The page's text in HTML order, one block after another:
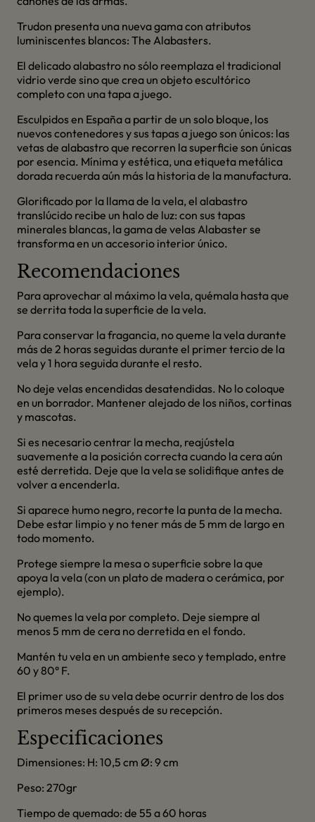
Trudon presenta una nueva gama con atributos
luminiscentes blancos: The Alabasters.
El delicado alabastro no sólo reemplaza el tradicional
vidrio verde sino que crea un objeto escultórico
completo con una tapa a juego.
Esculpidos en España a partir de un solo bloque, los
nuevos contenedores y sus tapas a juego son únicos: las
vetas de alabastro que recorren la superficie son únicas
por esencia. Mínima y estética, una etiqueta metálica
dorada recuerda aún más la historia de la manufactura.
Glorificado por la llama de la vela, el alabastro
translúcido recibe un halo de luz: con sus tapas
minerales blancas, la gama de velas Alabaster se
transforma en un accesorio interior único.
Recomendaciones
Para aprovechar al máximo la vela, quémala hasta que
se derrita toda la superficie de la vela.
Para conservar la fragancia, no queme la vela durante
más de 2 horas seguidas durante el primer tercio de la
vela y 1 hora seguida durante el resto.
No deje velas encendidas desatendidas. No lo coloque
en un borrador. Mantener alejado de los niños, cortinas
y mascotas.
Si es necesario centrar la mecha, reajústela
suavemente a la posición correcta cuando la cera aún
esté derretida. Deje que la vela se solidifique antes de
volver a encenderla.
Si aparece humo negro, recorte la punta de la mecha.
Debe estar limpio y no tener más de 5 mm de largo en
todo momento.
Protege siempre la mesa o superficie sobre la que
apoya la vela (con un plato de madera o cerámica, por
ejemplo).
No quemes la vela por completo. Deje siempre al
menos 5 mm de cera no derretida en el fondo.
Mantén tu vela en un ambiente seco y templado, entre
60 y 80° F.
El primer uso de su vela debe ocurrir dentro de los dos
primeros meses después de su recepción.
Especificaciones
Dimensiones: H: 10,5 cm Ø: 9 cm
Peso: 270gr
Tiempo de quemado: de 55 a 60 horas